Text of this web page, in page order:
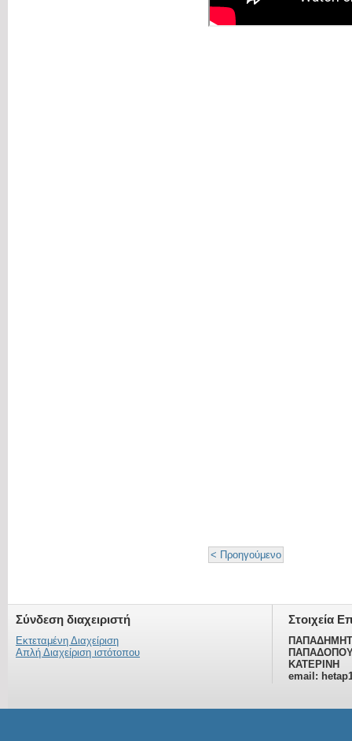
< Προηγούμενο
Σύνδεση διαχειριστή
Εκτεταμένη Διαχείριση
Απλή Διαχείριση ιστότοπου
Στοιχεία
ΚΑΤΕΡΙΝΗ
email: